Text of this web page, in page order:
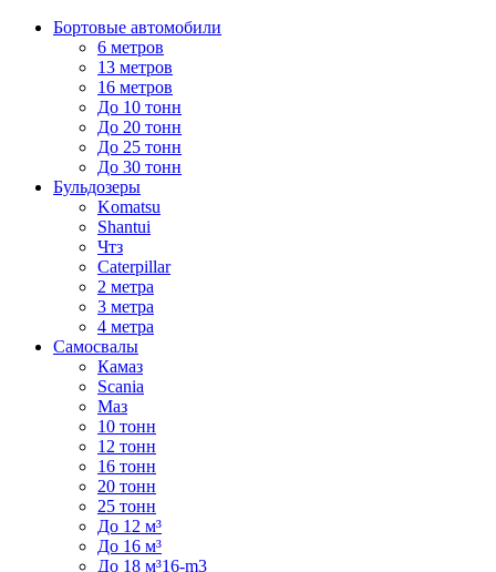
Бортовые автомобили
6 метров
13 метров
16 метров
До 10 тонн
До 20 тонн
До 25 тонн
До 30 тонн
Бульдозеры
Komatsu
Shantui
Чтз
Caterpillar
2 метра
3 метра
4 метра
Самосвалы
Камаз
Scania
Маз
10 тонн
12 тонн
16 тонн
20 тонн
25 тонн
До 12 м³
До 16 м³
До 18 м³16-m3